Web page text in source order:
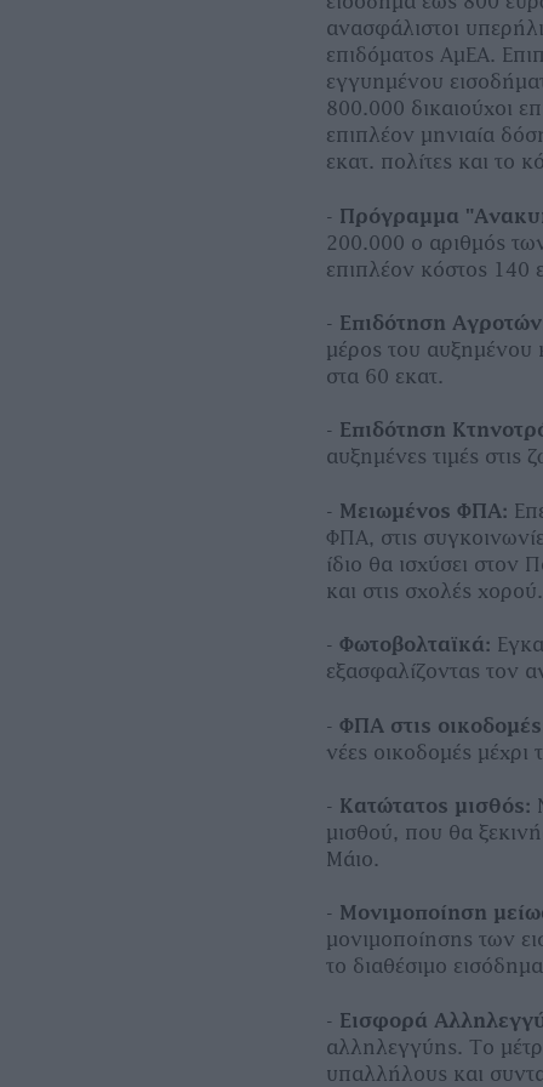
ανασφάλιστοι
επιδόματος ΑμΕΑ.
εγγυημένου
800.000 δικαιούχοι
επιπλέον μηνιαία
εκατ. πολίτες και το
- Πρόγραμμα
200.000 ο αριθμός
επιπλέον κόστος 140
- Επιδότηση
μέρος του αυξημένου
στα 60 εκατ.
- Επιδότηση
αυξημένες τιμές
- Μειωμένος ΦΠΑ:
ΦΠΑ, στις
ίδιο θα ισχύσει στον
και στις σχολές χορού.
-Φωτοβολταϊκά:
εξασφαλίζοντας τον
-ΦΠΑ στις
νέες οικοδομές μέχρι
- Κατώτατος μισθός:
μισθού, που θα
Μάιο.
- Μονιμοποίηση
μονιμοποίησης των
το διαθέσιμο
- Εισφορά
αλληλεγγύης. Το
υπαλλήλους και